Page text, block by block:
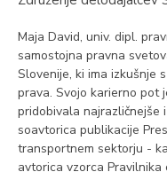
Maja David, univ. dipl.
samostojna pravna
Slovenije, ki ima izkušnje
prava. Svojo karierno pot
pridobivala najrazličnejše
soavtorica publikacije
transportnem sektorju -
avtorica vzorca